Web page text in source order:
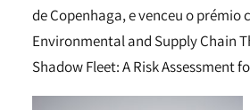
de Copenhaga, e venceu o prémio
Environmental and Supply Chain
Shadow Fleet: A Risk Assessment